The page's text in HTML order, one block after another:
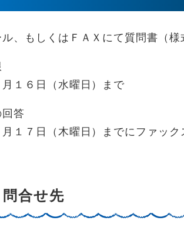
ル、もしくはＦＡＸにて質問書（様
６日（水曜日）まで
回答
７日（木曜日）までにファック
合せ先